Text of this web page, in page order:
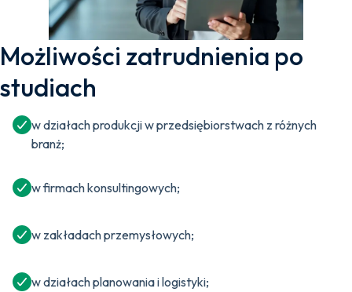
Możliwości zatrudnienia po
studiach
w działach produkcji w przedsiębiorstwach z różnych
branż;
w firmach konsultingowych;
w zakładach przemysłowych;
w działach planowania i logistyki;